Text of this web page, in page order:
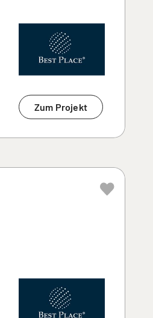
Zum Projekt